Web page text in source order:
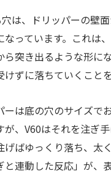
は、ドリッパーの壁
なっています。これは
ら突き出るような形に
ずに落ちていくこと
ーは底の穴のサイズで
が、V60はそれを注ぎ手
げばゆっくり落ち、太
と連動した反応」が、